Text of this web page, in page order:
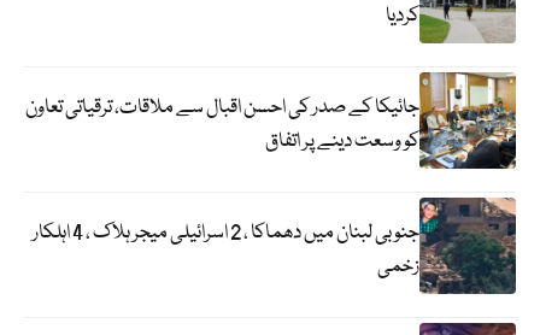
کردیا
جائیکا کے صدر کی احسن اقبال سے ملاقات، ترقیاتی تعاون
کو وسعت دینے پر اتفاق
جنوبی لبنان میں دھماکا ، 2 اسرائیلی میجر ہلاک ، 4 اہلکار
زخمی